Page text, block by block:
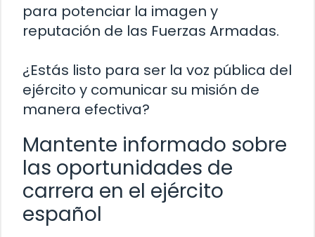
para potenciar la imagen y
reputación de las Fuerzas Armadas.
¿Estás listo para ser la voz pública del
ejército y comunicar su misión de
manera efectiva?
Mantente informado sobre
las oportunidades de
carrera en el ejército
español